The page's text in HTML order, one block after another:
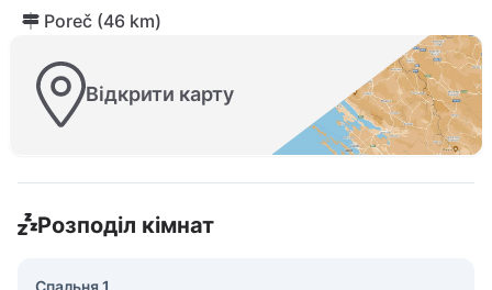
Poreč (46 km)
Відкрити карту
Розподіл кімнат
Спальня 1